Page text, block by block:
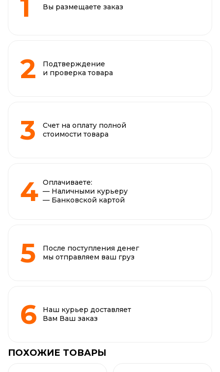
Вы размещаете заказ
Подтверждение
и проверка товара
Счет на оплату полной
стоимости товара
Оплачиваете:
— Наличными курьеру
— Банковской картой
После поступления денег
мы отправляем ваш груз
Наш курьер доставляет
Вам Ваш заказ
ПОХОЖИЕ ТОВАРЫ